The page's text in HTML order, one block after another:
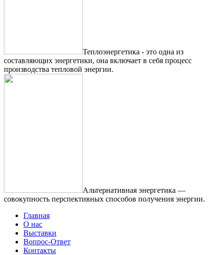
Теплоэнергетика - это одна из
составляющих энергетики, она включает в себя процесс
производства тепловой энергии.
Альтернативная энергетика —
совокупность перспективных способов получения энергии.
Главная
О нас
Выставки
Вопрос-Ответ
Контакты